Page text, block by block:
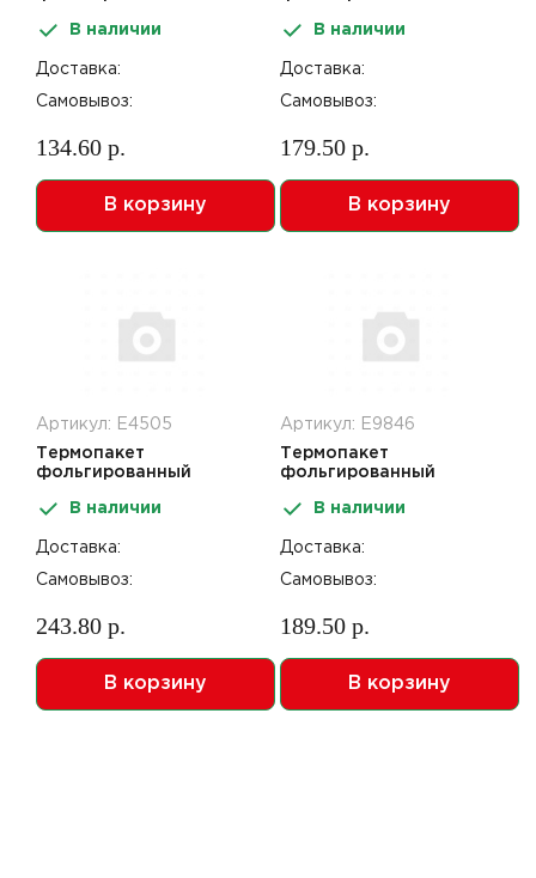
В наличии
Доставка:
Самовывоз:
134.60 р.
В корзину
В наличии
Доставка:
Самовывоз:
179.50 р.
В корзину
Артикул: Е4505
Термопакет
фольгированный
ColdВ наличии
Доставка:
Самовывоз:
243.80 р.
В корзину
Артикул: Е9846
Термопакет
фольгированный
В наличии
Доставка:
Самовывоз:
189.50 р.
В корзину